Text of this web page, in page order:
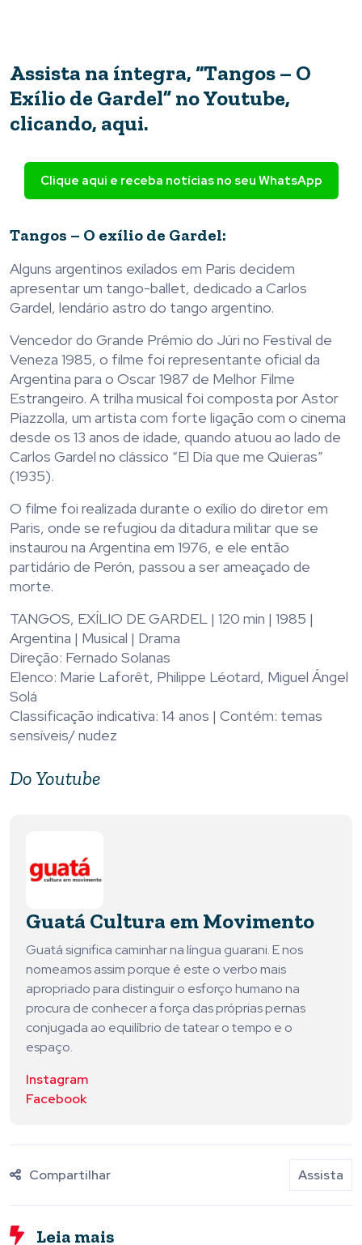
Assista na íntegra, “Tangos – O
Exílio de Gardel” no Youtube,
clicando, aqui.
Clique aqui e receba notícias no seu WhatsApp
Tangos – O exílio de Gardel:
Alguns argentinos exilados em Paris decidem
apresentar um tango-ballet, dedicado a Carlos
Gardel, lendário astro do tango argentino.
Vencedor do Grande Prêmio do Júri no Festival de
Veneza 1985, o filme foi representante oficial da
Argentina para o Oscar 1987 de Melhor Filme
Estrangeiro. A trilha musical foi composta por Astor
Piazzolla, um artista com forte ligação com o cinema
desde os 13 anos de idade, quando atuou ao lado de
Carlos Gardel no clássico “El Día que me Quieras”
(1935).
O filme foi realizada durante o exílio do diretor em
Paris, onde se refugiou da ditadura militar que se
instaurou na Argentina em 1976, e ele então
partidário de Perón, passou a ser ameaçado de
morte.
TANGOS, EXÍLIO DE GARDEL | 120 min | 1985 |
Argentina | Musical | Drama
Direção: Fernado Solanas
Elenco: Marie Laforêt, Philippe Léotard, Miguel Ángel
Solá
Classificação indicativa: 14 anos | Contém: temas
sensíveis/ nudez
Do Youtube
Guatá Cultura em Movimento
Guatá significa caminhar na língua guarani. E nos
nomeamos assim porque é este o verbo mais
apropriado para distinguir o esforço humano na
procura de conhecer a força das próprias pernas
conjugada ao equilíbrio de tatear o tempo e o
espaço.
Instagram
Facebook
Compartilhar Assista
Leia mais